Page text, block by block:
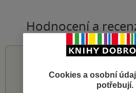
Hodnocení a
5.0
Cookies a osobní
potřebují.